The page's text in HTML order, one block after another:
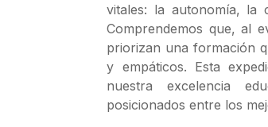
vitales: la autonomía, la
Comprendemos que, al
priorizan una formación
y empáticos. Esta
nuestra excelencia
posicionados entre los